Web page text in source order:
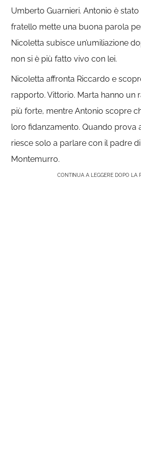
Umberto Guarnieri. Antonio è
fratello mette una buona parola
Nicoletta subisce un’umiliazione
non si è più fatto vivo con lei.
Nicoletta affronta Riccardo e
rapporto. Vittorio. Marta hanno un
più forte, mentre Antonio scopre
loro fidanzamento. Quando prova
riesce solo a parlare con il padre
Montemurro.
CONTINUA A LEGGERE DOPO LA